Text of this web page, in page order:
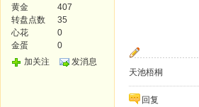
黄金
407
转盘点数
35
心花
0
金蛋
0
加关注
发消息
天池梧桐
回复